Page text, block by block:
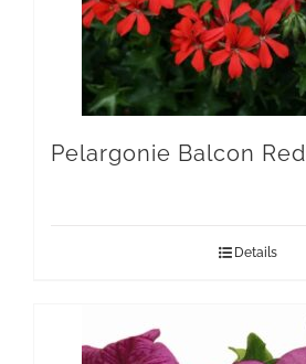
Pelargonie Balcon Red
Details